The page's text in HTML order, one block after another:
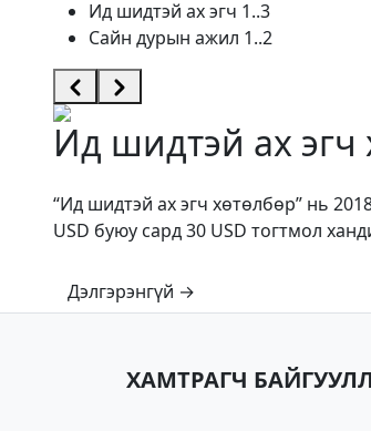
Ид шидтэй ах эгч 1..3
Сайн дурын ажил 1..2
Ид шидтэй ах эгч
“Ид шидтэй ах эгч хөтөлбөр” нь
USD буюу сард 30 USD тогтмол
Дэлгэрэнгүй →
ХАМТРАГЧ